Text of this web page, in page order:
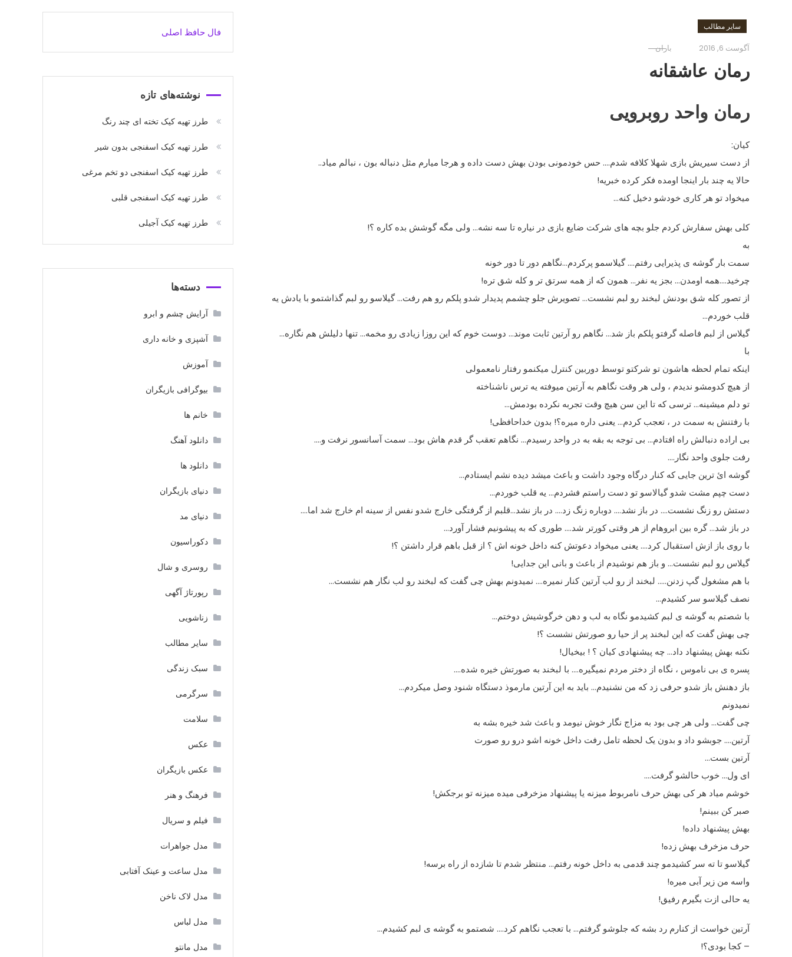
سایر مطالب
آگوست 6, 2016 باران
رمان عاشقانه
رمان واحد روبرویی
کیان:
از دست سیریش بازى شهلا کلافه شدم…. حس خودمونى بودن بهش دست داده و هرجا میارم مثل دنباله بون ، نبالم میاد..
حالا یه چند بار اینجا اومده فکر کرده خبریه!
میخواد تو هر کارى خودشو دخیل کنه…
کلى بهش سفارش کردم جلو بچه هاى شرکت ضایع بازى در نیاره تا سه نشه… ولى مگه گوشش بده کاره ؟!
به
سمت بار گوشه ى پذیرایى رفتم…. گیلاسمو پرکردم…نگاهم دور تا دور خونه
چرخید….همه اومدن… بجز یه نفر… همون که از همه سرتق تر و کله شق تره!
از تصور کله شق بودنش لبخند رو لبم نشست… تصویرش جلو چشمم پدیدار شدو پلکم رو هم رفت… گیلاسو رو لبم گذاشتمو با یادش یه
قلب خوردم…
گیلاس از لبم فاصله گرفتو پلکم باز شد… نگاهم رو آرتین ثابت موند… دوست خوم که این روزا زیادى رو مخمه… تنها دلیلش هم نگاره…
با
اینکه تمام لحظه هاشون تو شرکتو توسط دوربین کنترل میکنمو رفتار نامعمولى
از هیچ کدومشو ندیدم ، ولى هر وقت نگاهم به آرتین میوفته یه ترس ناشناخته
تو دلم میشینه… ترسى که تا این سن هیچ وقت تجربه نکرده بودمش…
با رفتنش به سمت در ، تعجب کردم… یعنى داره میره؟! بدون خداحافظى!
بى اراده دنبالش راه افتادم… بى توجه به بقه به در واحد رسیدم… نگاهم تعقب گر قدم هاش بود… سمت آسانسور نرفت و….
رفت جلوى واحد نگار….
گوشه ائ ترین جایى که کنار درگاه وجود داشت و باعث میشد دیده نشم ایستادم…
دست چپم مشت شدو گیالاسو تو دست راستم فشردم… یه قلب خوردم…
دستش رو زنگ نشست…. در باز نشد…. دوباره زنگ زد…. در باز نشد…قلبم از گرفتگى خارج شدو نفس از سینه ام خارج شد اما….
در باز شد… گره بین ابروهام از هر وقتى کورتر شد…. طورى که به پیشونیم فشار آورد…
با روى باز ازش استقبال کرد…. یعنى میخواد دعوتش کنه داخل خونه اش ؟ از قبل باهم قرار داشتن ؟!
گیلاس رو لبم نشست… و باز هم نوشیدم از باعث و بانى این جدایى!
با هم مشغول گپ زدنن….. لبخند از رو لب آرتین کنار نمیره…. نمیدونم بهش چى گفت که لبخند رو لب نگار هم نشست…
نصف گیلاسو سر کشیدم…
با شصتم به گوشه ى لبم کشیدمو نگاه به لب و دهن خرگوشیش دوختم…
چى بهش گفت که این لبخند پر از حیا رو صورتش نشست ؟!
نکنه بهش پیشنهاد داد… چه پیشنهادى کیان ؟ ! بیخیال!
پسره ى بى ناموس ، نگاه از دختر مردم نمیگیره…. با لبخند به صورتش خیره شده….
باز دهنش باز شدو حرفى زد که من نشنیدم… باید به این آرتین مارموذ دستگاه شنود وصل میکردم…
نمیدونم
چى گفت… ولى هر چى بود به مزاج نگار خوش نیومد و باعث شد خیره بشه به
آرتین…. جوبشو داد و بدون یک لحظه تامل رفت داخل خونه اشو درو رو صورت
آرتین بست…
اى ول… خوب حالشو گرفت….
خوشم میاد هر کى بهش حرف نامربوط میزنه یا پیشنهاد مزخرفى میده میزنه تو برجکش!
صبر کن ببینم!
بهش پیشنهاد داده!
حرف مزخرف بهش زده!
گیلاسو تا ته سر کشیدمو چند قدمى به داخل خونه رفتم… منتظر شدم تا شازده از راه برسه!
واسه من زیر آبى میره!
یه حالى ازت بگیرم رفیق!
آرتین خواست از کنارم رد بشه که جلوشو گرفتم… با تعجب نگاهم کرد…. شصتمو به گوشه ى لبم کشیدم…
– کجا بودى؟!
فال حافظ اصلی
نوشته‌های تازه
طرز تهیه کیک تخته ای چند رنگ
طرز تهیه کیک اسفنجی بدون شیر
طرز تهیه کیک اسفنجی دو تخم مرغی
طرز تهیه کیک اسفنجی قلبی
طرز تهیه کیک آجیلی
دسته‌ها
آرایش چشم و ابرو
آشپزی و خانه داری
آموزش
بیوگرافی بازیگران
خانم ها
دانلود آهنگ
دانلود ها
دنیای بازیگران
دنیای مد
دکوراسیون
روسری و شال
رپورتاژ آگهی
زناشویی
سایر مطالب
سبک زندگی
سرگرمی
سلامت
عکس
عکس بازیگران
فرهنگ و هنر
فیلم و سریال
مدل جواهرات
مدل ساعت و عینک آفتابی
مدل لاک ناخن
مدل لباس
مدل مانتو